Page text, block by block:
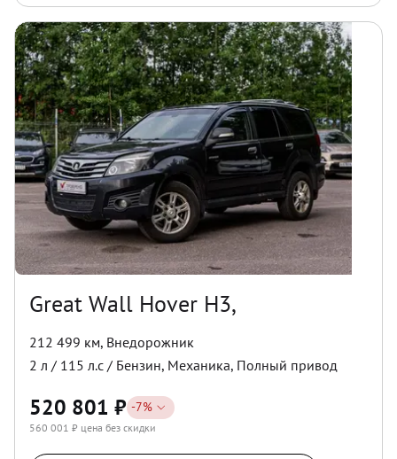
Great Wall Hover H3,
212 499 км, Внедорожник
2 л / 115 л.с / Бензин, Механика, Полный привод
520 801 ₽ -7%
560 001 ₽ цена без скидки